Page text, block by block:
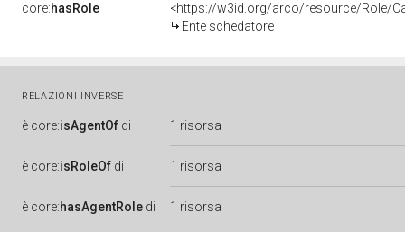
core:hasRole
<https://w3id.org/arco/resource/Role/
Ente schedatore
RELAZIONI INVERSE
è core:isAgentOf di 1 risorsa
è core:isRoleOf di 1 risorsa
è core:hasAgentRole di 1 risorsa